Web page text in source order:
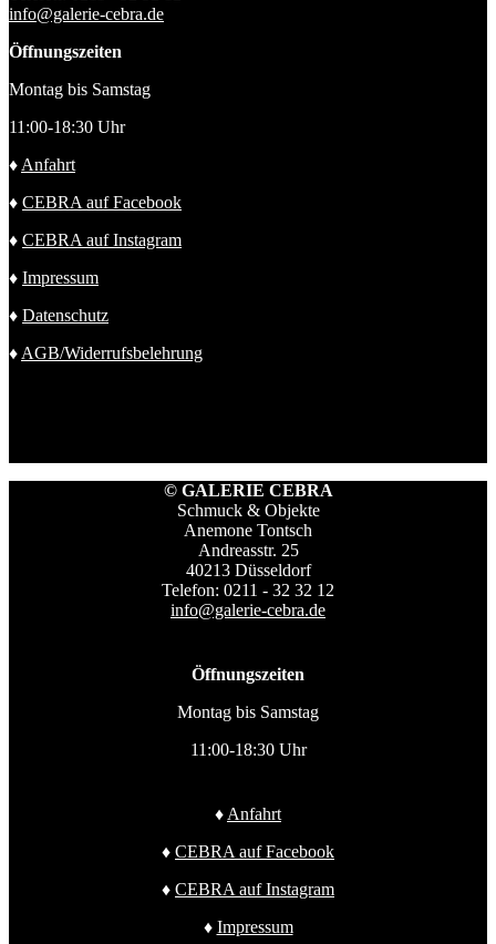
info@galerie-cebra.de
Öffnungszeiten
Montag bis Samstag
11:00-18:30 Uhr
♦Anfahrt
♦ CEBRA auf Facebook
♦ CEBRA auf Instagram
♦ Impressum
♦ Datenschutz
♦AGB/Widerrufsbelehrung
© GALERIE CEBRA
Schmuck & Objekte
Anemone Tontsch
Andreasstr. 25
40213 Düsseldorf
Telefon: 0211 - 32 32 12
info@galerie-cebra.de
Öffnungszeiten
Montag bis Samstag
11:00-18:30 Uhr
♦Anfahrt
♦ CEBRA auf Facebook
♦ CEBRA auf Instagram
♦ Impressum